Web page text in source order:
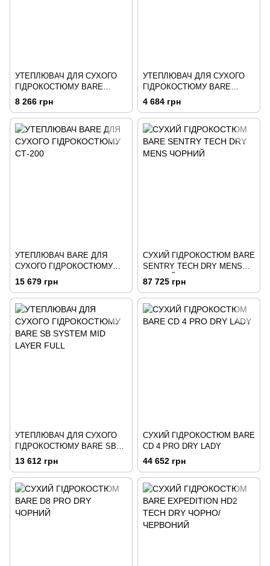
УТЕПЛЮВАЧ ДЛЯ СУХОГО
ГІДРОКОСТЮМУ BARE
SB'SYSTEM MID LAYER TOP
8 266 грн
УТЕПЛЮВАЧ ДЛЯ СУХОГО
ГІДРОКОСТЮМУ BARE
ULTRAWARMTH BASE LAYER
TOP MENS
4 684 грн
УТЕПЛЮВАЧ BARE ДЛЯ
СУХОГО ГІДРОКОСТЮМУ
CТ-200
15 679 грн
СУХИЙ ГІДРОКОСТЮМ BARE
SENTRY TECH DRY MENS
ЧОРНИЙ
87 725 грн
УТЕПЛЮВАЧ ДЛЯ СУХОГО
ГІДРОКОСТЮМУ BARE SB
SYSTEM MID LAYER FULL
13 612 грн
СУХИЙ ГІДРОКОСТЮМ BARE
СD 4 PRO DRY LADY
44 652 грн